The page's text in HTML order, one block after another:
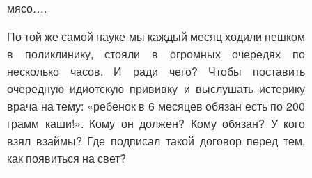
мясо….
По той же самой науке мы каждый месяц ходили пешком
в поликлинику, стояли в огромных очередях по
несколько часов. И ради чего? Чтобы поставить
очередную идиотскую прививку и выслушать истерику
врача на тему: «ребенок в 6 месяцев обязан есть по 200
грамм каши!». Кому он должен? Кому обязан? У кого
взял взаймы? Где подписал такой договор перед тем,
как появиться на свет?